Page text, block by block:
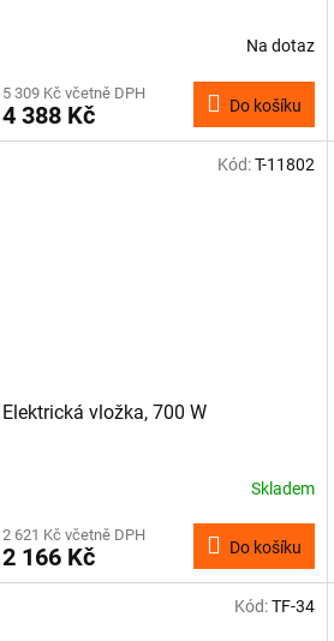
Na dotaz
5 309 Kč včetně DPH
4 388 Kč Do košíku
Elektrická vložka, 700 W
Skladem
2 621 Kč včetně DPH
2 166 Kč Do košíku
Kód:T-11802
Kód:TF-34